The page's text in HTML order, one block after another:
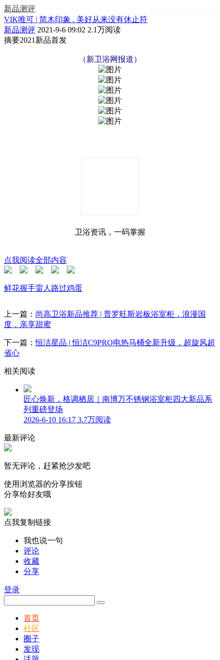
新品测评
VIK唯可 | 简木印象 . 美好从来没有休止符
新品测评 2021-9-6 09:02 2.1万阅读
摘要2021新品首发
（新卫浴网报道）
卫浴资讯，一码掌握
点我阅读全部内容
鲜花握手雷人 路过鸡蛋
上一篇： 尚高卫浴新品推荐 | 普罗旺斯岩板浴室柜，浪漫国
度，亲享甜蜜
下一篇：恒洁星品 | 恒洁C9PRO电热马桶全新升级，超旋风超
省心
相关阅读
匠心焕新，格调栖居｜南博万不锈钢浴室柜四大新品系
列重磅登场
2026-6-10 16:17 3.7万阅读
最新评论
暂无评论，赶紧抢沙发吧
使用浏览器的分享按钮
分享给好友哦
点我复制链接
我也说一句
评论
收藏
分享
登录
首页
社区
圈子
发现